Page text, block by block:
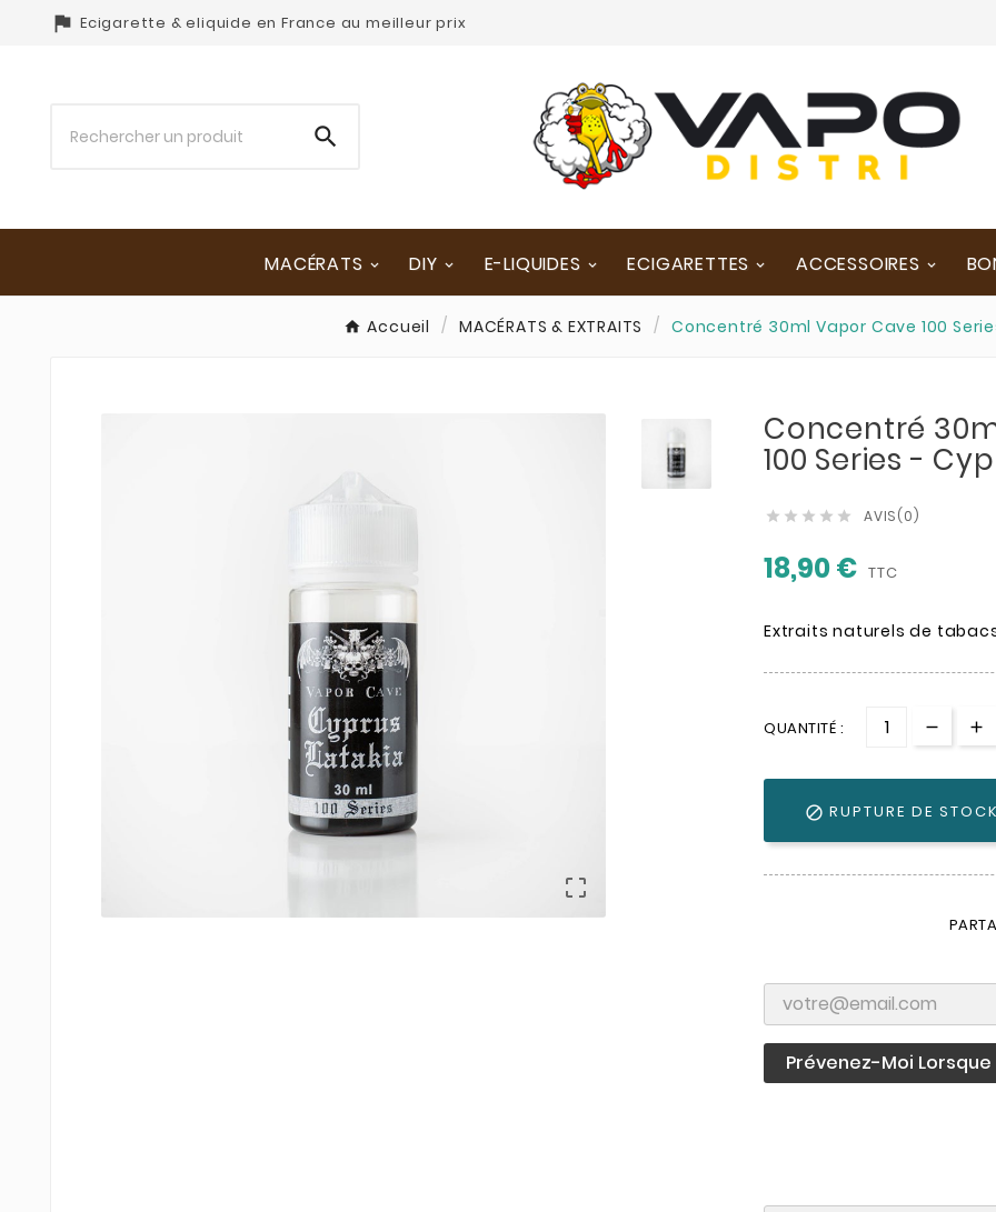
 Ecigarette & eliquide en France au meilleur prix

MACÉRATS DIY E-LIQUIDES ECIGARETTES ACCESSOIRES
Accueil MACÉRATS & EXTRAITS Concentré 30ml Vapor Cave 100

Concentré
100 Series -
     AVIS(0)
18,90 € TTC
Extraits naturels de
QUANTITÉ :
 RUPTURE DE
Prévenez-Moi